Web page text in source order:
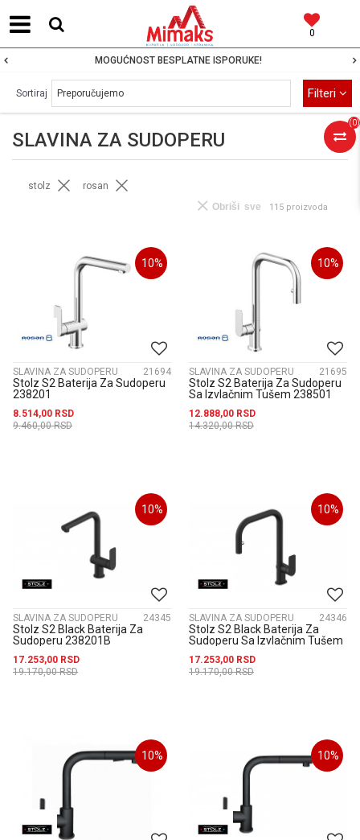
0
MOGUĆNOST BESPLATNE ISPORUKE!
(0)
SLAVINA ZA SUDOPERU
Sortiraj Filteri
stolz rosan
115 proizvoda
Obriši sve
10%
SLAVINA ZA SUDOPERU 21694
Stolz S2 Baterija Za Sudoperu
238201
8.514,00 RSD
9.460,00RSD
10%
SLAVINA ZA SUDOPERU 21695
Stolz S2 Baterija Za Sudoperu
Sa Izvlačnim Tušem 238501
12.888,00 RSD
14.320,00RSD
10%
SLAVINA ZA SUDOPERU 24345
Stolz S2 Black Baterija Za
Sudoperu 238201B
17.253,00 RSD
19.170,00RSD
10%
SLAVINA ZA SUDOPERU 24346
Stolz S2 Black Baterija Za
Sudoperu Sa Izvlačnim Tušem
17.253,00 RSD
19.170,00RSD
10% 10%